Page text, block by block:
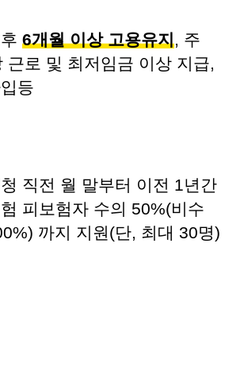
6개월 이상 고용유지 , 주
근로 및 최저임금 이상 지급,
등
직전 월 말부터 이전 1년간
피보험자 수의 50%(비수
까지 지원(단, 최대 30명)